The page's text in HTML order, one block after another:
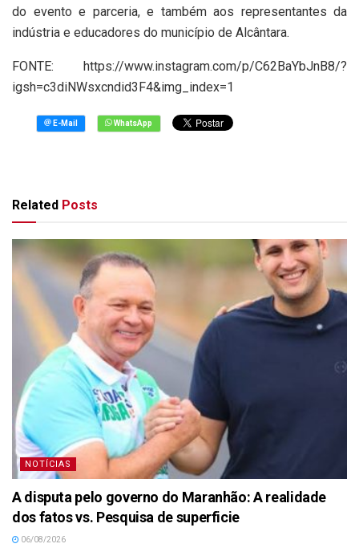
do evento e parceria, e também aos representantes da
indústria e educadores do município de Alcântara.
FONTE: https://www.instagram.com/p/C62BaYbJnB8/?
igsh=c3diNWsxcndid3F4&img_index=1
Related Posts
NOTÍCIAS
A disputa pelo governo do Maranhão: A realidade
dos fatos vs. Pesquisa de superficie
06/08/2026